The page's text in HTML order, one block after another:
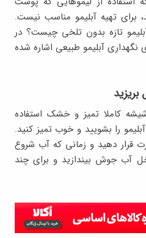
برای تهیه آبلیمو مناسب نیست.
تازه بدون تلخی چیست؟ در
به ۷ روش برای نگهداری آبلیمو طبیعی اشاره شده
شیشه کاملا تمیز و خشک استفاده
را بشویید و خوب تمیز کنید.
قرار دهید و زمانی که آب شروع
آب جوش بیندازید و برای چند